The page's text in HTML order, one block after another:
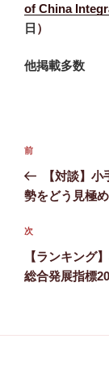
of China
日 ）
他掲載多数
投
ナ
ゲ
ー
シ
前
の
投
前
【対談】
勢をどう見極
次
の
投
次
【ランキング
総合発展指標